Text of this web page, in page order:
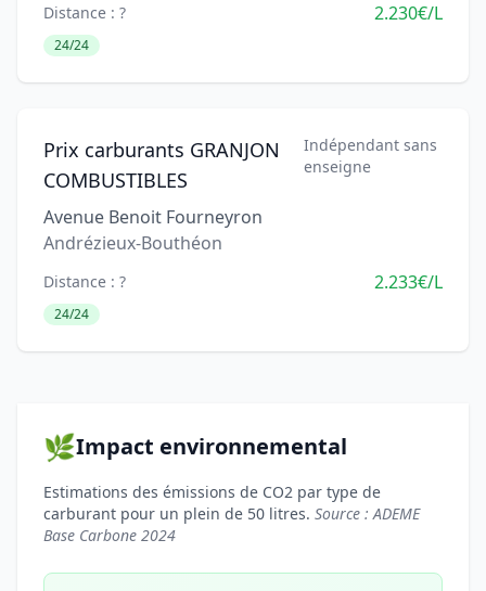
Distance : ? 2.230€/L
24/24
Prix carburants GRANJON
COMBUSTIBLES
Indépendant sans
enseigne
Avenue Benoit Fourneyron
Andrézieux-Bouthéon
Distance : ? 2.233€/L
24/24
🌿Impact environnemental
Estimations des émissions de CO2 par type de
carburant pour un plein de 50 litres. Source : ADEME
Base Carbone 2024